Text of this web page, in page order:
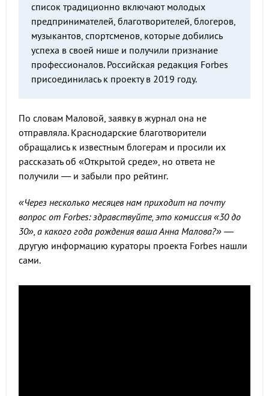
список традиционно включают молодых
предпринимателей, благотворителей, блогеров,
музыкантов, спортсменов, которые добились
успеха в своей нише и получили признание
профессионалов. Российская редакция Forbes
присоединилась к проекту в 2019 году.
По словам Маловой, заявку в журнал она не
отправляла. Краснодарские благотворители
обращались к известным блогерам и просили их
рассказать об «Открытой среде», но ответа не
получили — и забыли про рейтинг.
«Через несколько месяцев нам приходит на почту
вопрос от Forbes: здравствуйте, это комиссия «30 до
30», а какого года рождения ваша Анна Малова?» —
другую информацию кураторы проекта Forbes нашли
сами.